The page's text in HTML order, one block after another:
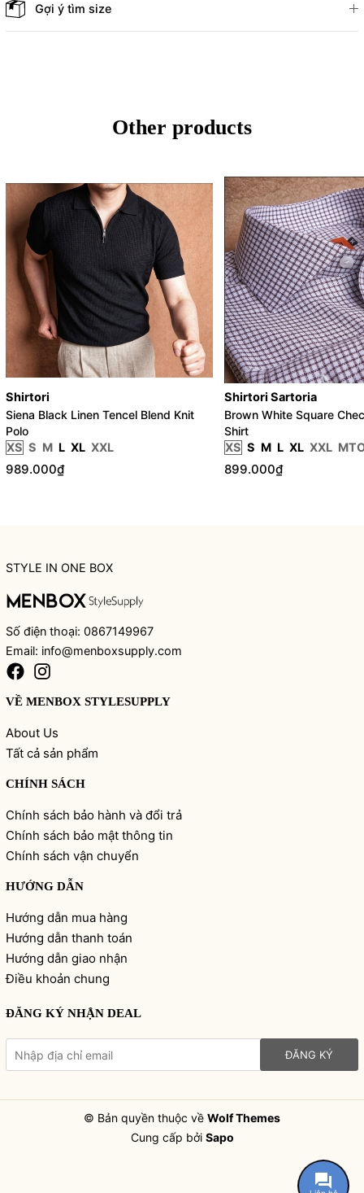
Gợi ý tìm size
Other products
Shirtori
Siena Black Linen Tencel Blend Knit
Polo
XS S M L XL XXL
989.000₫
Shirtori Sartoria
Brown White Square
Shirt
XS S M L XL XXL
899.000₫
STYLE IN ONE BOX
Số điện thoại: 0867149967
Email: info@menboxsupply.com
VỀ MENBOX STYLESUPPLY
About Us
Tất cả sản phẩm
CHÍNH SÁCH
Chính sách bảo hành và đổi trả
Chính sách bảo mật thông tin
Chính sách vận chuyển
HƯỚNG DẪN
Hướng dẫn mua hàng
Hướng dẫn thanh toán
Hướng dẫn giao nhận
Điều khoản chung
ĐĂNG KÝ NHẬN DEAL
ĐĂNG KÝ
© Bản quyền thuộc về Wolf Themes
Cung cấp bởi Sapo